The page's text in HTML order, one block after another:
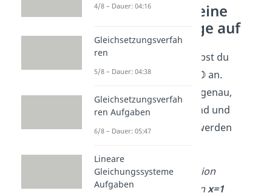
So schreibst du eine
Definitionsmenge auf
DieDefinitionsmenge
gibst du
immer mit dem Zeichen
an.
Dahinter beschreibst du genau,
welche Zahlen erlaubt sind und
welche ausgeschlossen werden
➡️Beispiel:Bei der Funktion
​ darfst du keinx=1
4/8 – Dauer: 04:16
Gleichsetzungsverfah
ren
5/8 – Dauer: 04:38
Gleichsetzungsverfah
ren Aufgaben
6/8 – Dauer: 05:47
Lineare
Gleichungssysteme
Aufgaben